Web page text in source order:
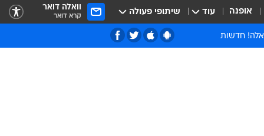
אופנה עוד שיתופי פעולה וואלה דואר
קרא דואר
חדשות